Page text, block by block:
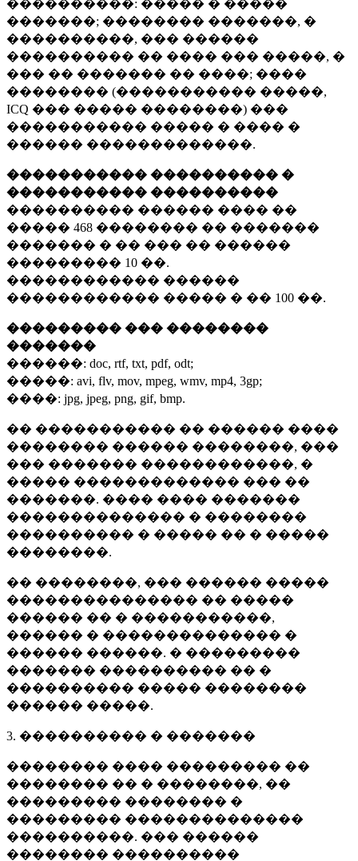
����������: ����� � �����
�������; �������� �������, �
����������, ��� ������
���������� �� ���� ��� �����, �
��� �� ������� �� ����; ����
�������� (����������� �����,
ICQ ��� ����� ��������) ���
����������� ����� � ���� �
������ �������������.
����������� ���������� �
����������� ����������
���������� ������ ���� ��
����� 468 �������� �� �������
������� � �� ��� �� ������
��������� 10 ��.
������������ ������
������������ ����� � �� 100 ��.
��������� ��� ��������
�������
������: doc, rtf, txt, pdf, odt;
�����: avi, flv, mov, mpeg, wmv, mp4, 3gp;
����: jpg, jpeg, png, gif, bmp.
�� ����������� �� ������ ����
�������� ������ ��������, ���
��� ������� ������������, �
����� ������������� ��� ��
�������. ���� ���� �������
�������������� � ��������
���������� � ����� �� � �����
��������.
�� ��������, ��� ������ �����
��������������� �� �����
������ �� � �����������,
������ � �������������� �
������ ������. � ���������
������� ���������� �� �
���������� ����� ��������
������ �����.
3. ���������� � �������
�������� ���� ��������� ��
�������� �� � ��������, ��
��������� �������� �
��������� ��������������
����������. ��� ������
�������� ����������